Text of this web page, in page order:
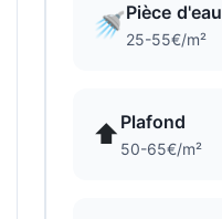
🚿Pièce d'eau
25-55€/m²
⬆️ Plafond
50-65€/m²